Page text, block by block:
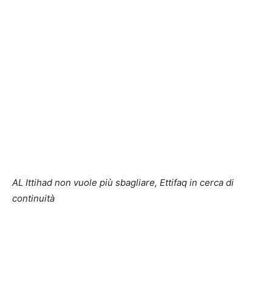
AL Ittihad non vuole più sbagliare, Ettifaq in cerca di
continuità